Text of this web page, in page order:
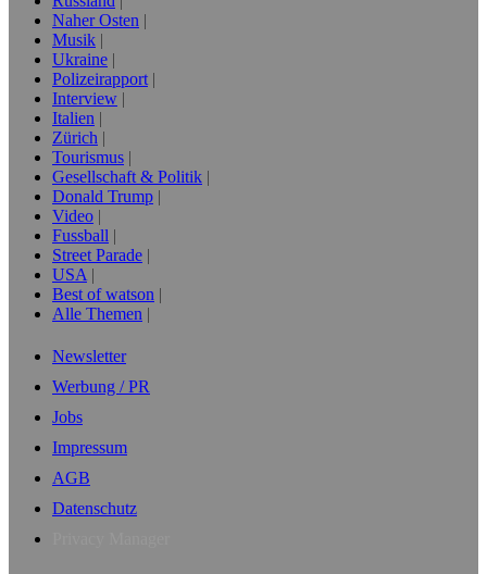
Naher Osten
Musik
Ukraine
Polizeirapport
Interview
Italien
Zürich
Tourismus
Gesellschaft & Politik
Donald Trump
Video
Fussball
Street Parade
USA
Best of watson
Alle Themen
Newsletter
Werbung / PR
Jobs
Impressum
AGB
Datenschutz